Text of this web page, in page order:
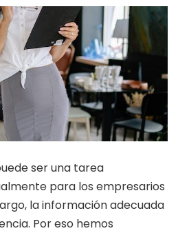
ser una tarea
para los empresarios
la información adecuada
Por eso hemos